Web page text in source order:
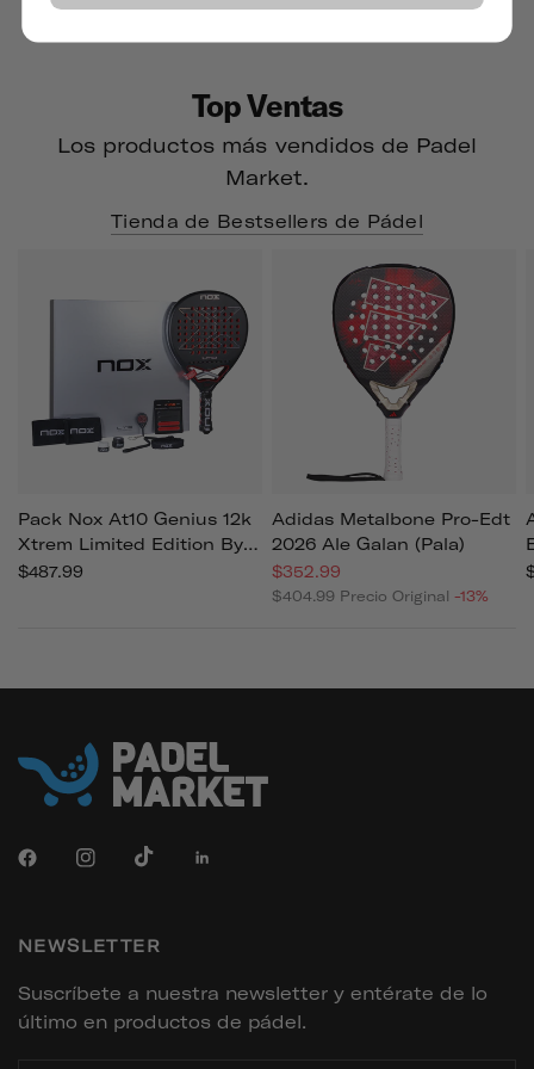
Top Ventas
Los productos más vendidos de Padel
Market.
Tienda de Bestsellers de Pádel
Pack Nox At10 Genius 12k
Xtrem Limited Edition By
Agustin Tapia 2026 (pala)
$487.99
Adidas Metalbone Pro-Edt
2026 Ale Galan (pala)
$352.99
$404.99 Precio Original -13%
NEWSLETTER
Suscríbete a nuestra newsletter y entérate de lo
último en productos de pádel.